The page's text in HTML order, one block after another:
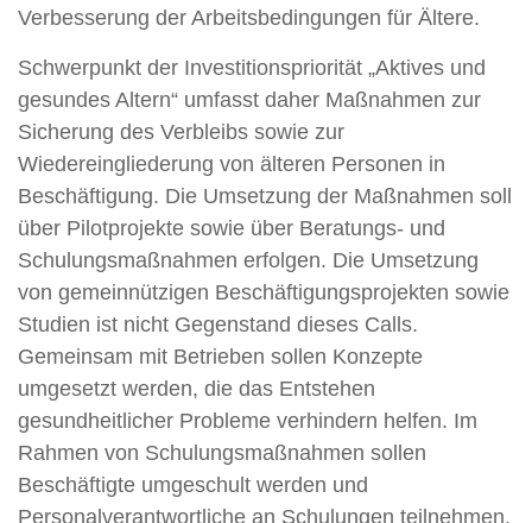
Verbesserung der Arbeitsbedingungen für Ältere.
Schwerpunkt der Investitionspriorität „Aktives und
gesundes Altern“ umfasst daher Maßnahmen zur
Sicherung des Verbleibs sowie zur
Wiedereingliederung von älteren Personen in
Beschäftigung. Die Umsetzung der Maßnahmen soll
über Pilotprojekte sowie über Beratungs- und
Schulungsmaßnahmen erfolgen. Die Umsetzung
von gemeinnützigen Beschäftigungsprojekten sowie
Studien ist nicht Gegenstand dieses Calls.
Gemeinsam mit Betrieben sollen Konzepte
umgesetzt werden, die das Entstehen
gesundheitlicher Probleme verhindern helfen. Im
Rahmen von Schulungsmaßnahmen sollen
Beschäftigte umgeschult werden und
Personalverantwortliche an Schulungen teilnehmen.